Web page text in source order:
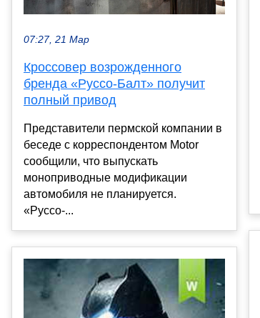
07:27, 21 Мар
Кроссовер возрожденного
бренда «Руссо-Балт» получит
полный привод
Представители пермской компании в
беседе с корреспондентом Motor
сообщили, что выпускать
моноприводные модификации
автомобиля не планируется.
«Руссо-...